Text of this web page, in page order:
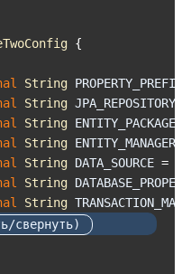
{
String PROPERTY_PREFIX
String
String ENTITY_PACKAGE
String
String DATA_SOURCE =
String
String